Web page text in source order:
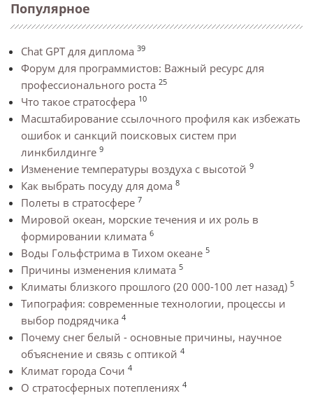
Популярное
Chat GPT для диплома 39
Форум для программистов: Важный ресурс для
профессионального роста 25
Что такое стратосфера 10
Масштабирование ссылочного профиля как избежать
ошибок и санкций поисковых систем при
линкбилдинге 9
Изменение температуры воздуха с высотой 9
Как выбрать посуду для дома 8
Полеты в стратосфере 7
Мировой океан, морские течения и их роль в
формировании климата 6
Воды Гольфстрима в Тихом океане 5
Причины изменения климата 5
Климаты близкого прошлого (20 000-100 лет назад) 5
Типография: современные технологии, процессы и
выбор подрядчика 4
Почему снег белый - основные причины, научное
объяснение и связь с оптикой 4
Климат города Сочи 4
О стратосферных потеплениях 4